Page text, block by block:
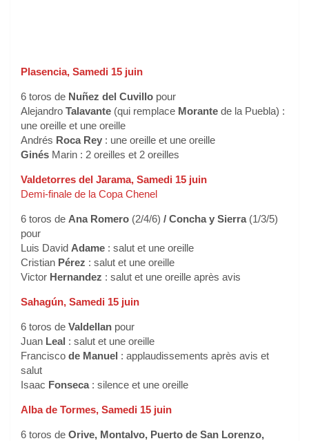
Plasencia, Samedi 15 juin
6 toros de Nuñez del Cuvillo pour
Alejandro Talavante (qui remplace Morante de la Puebla) :
une oreille et une oreille
Andrés Roca Rey : une oreille et une oreille
Ginés Marin : 2 oreilles et 2 oreilles
Valdetorres del Jarama, Samedi 15 juin
Demi-finale de la Copa Chenel
6 toros de Ana Romero (2/4/6) / Concha y Sierra (1/3/5)
pour
Luis David Adame : salut et une oreille
Cristian Pérez : salut et une oreille
Victor Hernandez : salut et une oreille après avis
Sahagún, Samedi 15 juin
6 toros de Valdellan pour
Juan Leal : salut et une oreille
Francisco de Manuel : applaudissements après avis et
salut
Isaac Fonseca: silence et une oreille
Alba de Tormes, Samedi 15 juin
6 toros de Orive, Montalvo, Puerto de San Lorenzo,